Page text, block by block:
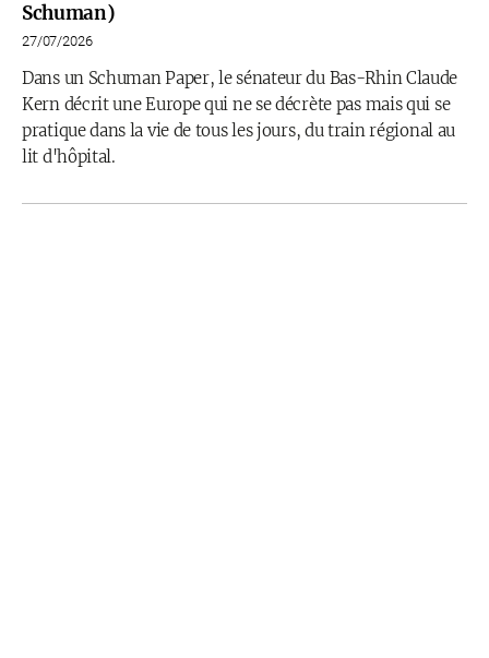
Schuman)
27/07/2026
Dans un Schuman Paper, le sénateur du Bas-Rhin Claude
Kern décrit une Europe qui ne se décrète pas mais qui se
pratique dans la vie de tous les jours, du train régional au
lit d'hôpital.